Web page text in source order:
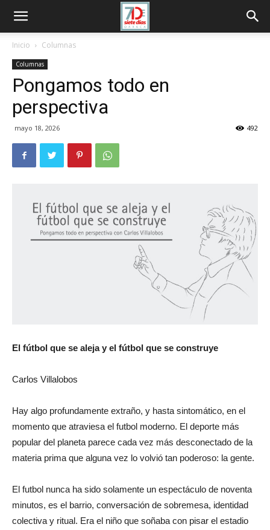
Inicio Columnas
Columnas
Pongamos todo en
perspectiva
mayo 18, 2026 492
El fútbol que se aleja y el fútbol que se construye
Carlos Villalobos
Hay algo profundamente extraño, y hasta sintomático, en el
momento que atraviesa el futbol moderno. El deporte más
popular del planeta parece cada vez más desconectado de la
materia prima que alguna vez lo volvió tan poderoso: la gente.
El futbol nunca ha sido solamente un espectáculo de noventa
minutos, es el barrio, conversación de sobremesa, identidad
colectiva y ritual. Era el niño que soñaba con pisar el estadio